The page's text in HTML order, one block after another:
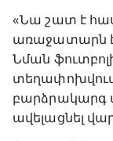
«Նա շատ է
առաջատարն է
Նման
բարձրակարգ
ավելացնել